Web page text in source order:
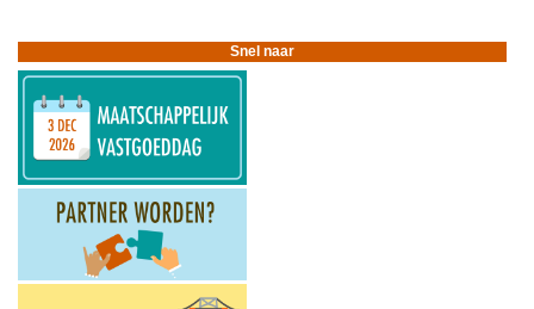
Klimaatadaptatie
Snel naar